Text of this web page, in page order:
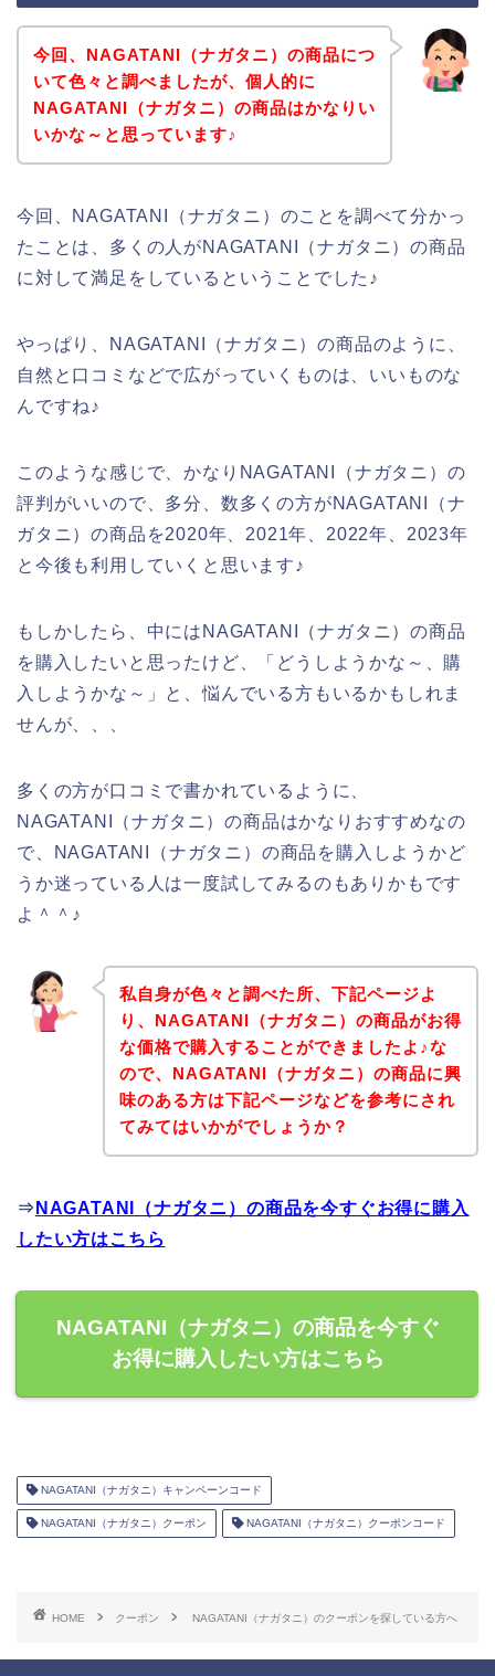
今回、NAGATANI（ナガタニ）の商品につ
いて色々と調べましたが、個人的に
NAGATANI（ナガタニ）の商品はかなりい
いかな～と思っています♪
今回、NAGATANI（ナガタニ）のことを調べて分かっ
たことは、多くの人がNAGATANI（ナガタニ）の商品
に対して満足をしているということでした♪
やっぱり、NAGATANI（ナガタニ）の商品のように、
自然と口コミなどで広がっていくものは、いいものな
んですね♪
このような感じで、かなりNAGATANI（ナガタニ）の
評判がいいので、多分、数多くの方がNAGATANI（ナ
ガタニ）の商品を2020年、2021年、2022年、2023年
と今後も利用していくと思います♪
もしかしたら、中にはNAGATANI（ナガタニ）の商品
を購入したいと思ったけど、「どうしようかな～、購
入しようかな～」と、悩んでいる方もいるかもしれま
せんが、、、
多くの方が口コミで書かれているように、
NAGATANI（ナガタニ）の商品はかなりおすすめなの
で、NAGATANI（ナガタニ）の商品を購入しようかど
うか迷っている人は一度試してみるのもありかもです
よ＾＾♪
私自身が色々と調べた所、下記ページよ
り、NAGATANI（ナガタニ）の商品がお得
な価格で購入することができましたよ♪な
ので、NAGATANI（ナガタニ）の商品に興
味のある方は下記ページなどを参考にされ
てみてはいかがでしょうか？
⇒ NAGATANI（ナガタニ）の商品を今すぐお得に購入
したい方はこちら
NAGATANI（ナガタニ）の商品を今すぐ
お得に購入したい方はこちら
NAGATANI（ナガタニ）キャンペーンコード
NAGATANI（ナガタニ）クーポン NAGATANI（ナガタニ）クーポンコード
HOME クーポン NAGATANI（ナガタニ）のクーポンを探している方へ